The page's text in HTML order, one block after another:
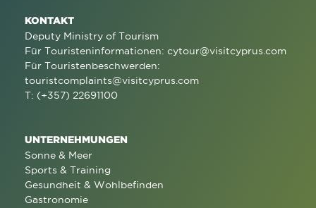
KONTAKT
Deputy Ministry of Tourism
Für Touristeninformationen: cytour@visitcyprus.com
Für Touristenbeschwerden:
touristcomplaints@visitcyprus.com
T: (+357) 22691100
UNTERNEHMUNGEN
Sonne & Meer
Sports & Training
Gesundheit & Wohlbefinden
Gastronomie